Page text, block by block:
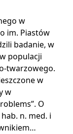
w
im. Piastów
badanie, w
populacji
twarzowego.
w
w
O
n. med. i